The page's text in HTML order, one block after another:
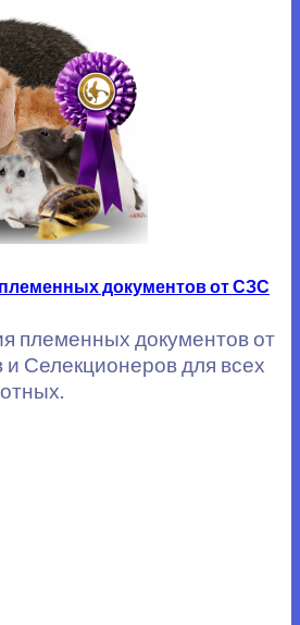
документов от СЗС
племенных документов от
Селекционеров для всех